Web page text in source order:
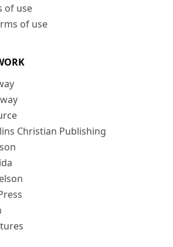
of use
of use
Christian Publishing